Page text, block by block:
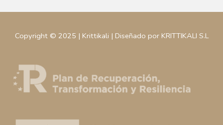
Copyright © 2025 | Krittikali | Diseñado por KRITTIKALI S.L